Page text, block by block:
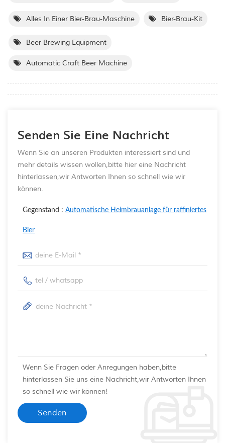
Alles In Einer Bier-Brau-Maschine Bier-Brau-Kit
Beer Brewing Equipment
Automatic Craft Beer Machine
Senden Sie Eine Nachricht
Wenn Sie an unseren Produkten interessiert sind und
mehr details wissen wollen,bitte hier eine Nachricht
hinterlassen,wir Antworten Ihnen so schnell wie wir
können.
Gegenstand : Automatische Heimbrauanlage für raffiniertes
Bier
Wenn Sie Fragen oder Anregungen haben,bitte
hinterlassen Sie uns eine Nachricht,wir Antworten Ihnen
so schnell wie wir können!